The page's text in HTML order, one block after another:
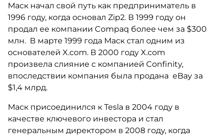
Маск начал свой путь как предприниматель в
1996 году, когда основал Zip2. В 1999 году он
продал ее компании Compaq более чем за $300
млн. В марте 1999 года Маск стал одним из
основателей X.com. В 2000 году X.com
произвела слияние с компанией Confinity,
впоследствии компания была продана eBay за
$1,4 млрд.
Маск присоединился к Tesla в 2004 году в
качестве ключевого инвестора и стал
генеральным директором в 2008 году, когда